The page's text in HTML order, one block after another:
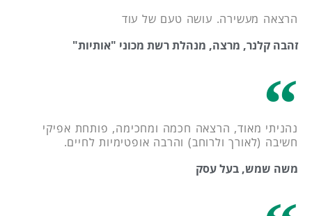
הרצאה מעשירה. עושה טעם של עוד
זהבה קלנר, מרצה, מנהלת רשת מכוני "אותיות"
נהניתי מאוד, הרצאה חכמה ומחכימה, פותחת אפיקי
חשיבה (לאורך ולרוחב) והרבה אופטימיות לחיים.
משה שמש, בעל עסק